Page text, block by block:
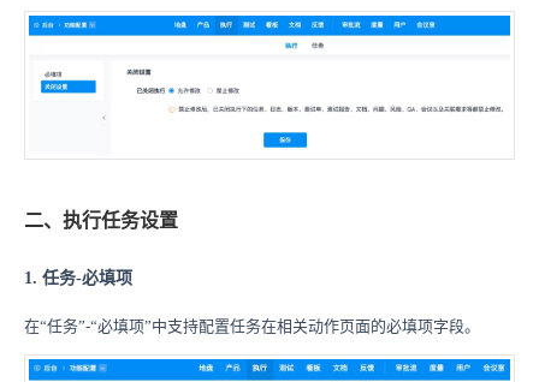
二、执行任务设置
1. 任务-必填项
在“任务”-“必填项”中支持配置任务在相关动作页面的必填项字段。